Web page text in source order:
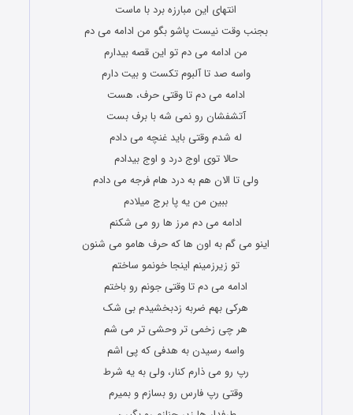
انتهای این مبارزه برد با ماست
بجنب وقت نیست پاشو بگو من ادامه می دم
من ادامه می دم تو این قصه بیدارم
واسه صد تا آلبوم تکست و بیت دارم
ادامه می دم تا وقتی حرف، هست
آتشفشان رو نمی شه با برف بست
له شدم وقتی باید غنچه می دادم
حالا توی اوج درد و اوج بیدادم
ولی تا الان هم به درد هام فرجه می دادم
ببین من یه پا برج میلادم
ادامه می دم مرز ها رو می شکنم
اینو می گم به اون ها که حرف هامو می شنون
تو زیرزمینم اینجا خونمو ساختم
ادامه می دم تا وقتی جونم رو باختم
هرکی بهم ضربه زدبخشیدم بی شک
هر چی زخمی تر وحشی تر می شم
واسه رسیدن به هدفی که پی اشم
رپ رو می ذارم کنار، ولی به یه شرط
وقتی رپ فارس رو بسازم و بمیرم